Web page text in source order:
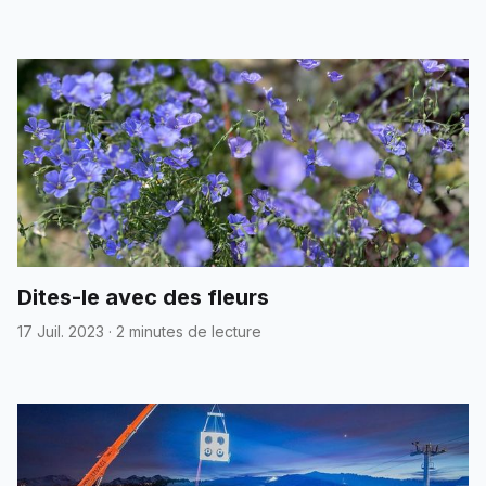
Dites-le avec des fleurs
17 Juil. 2023 · 2 minutes de lecture